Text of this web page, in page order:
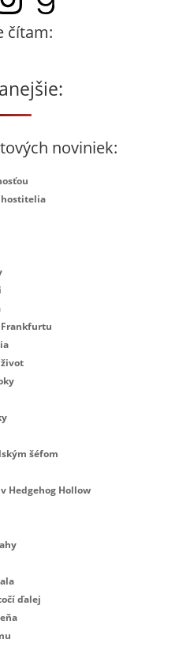
čítam:
noviniek:
hostitelia
šéfom
Hedgehog Hollow
ďalej